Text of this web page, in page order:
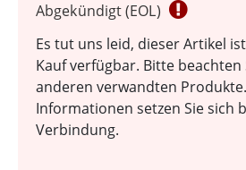
Abgekündigt (EOL)
Es tut uns leid, dieser Artikel
Kauf verfügbar. Bitte beachten
anderen verwandten
Informationen setzen Sie sich
Verbindung.